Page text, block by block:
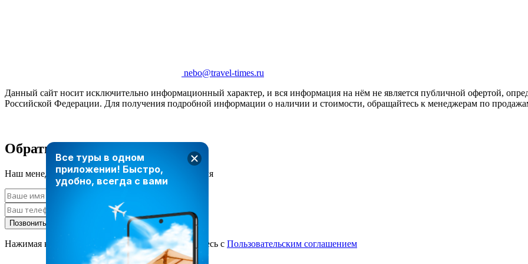
Все туры в одном
приложении! Быстро,
удобно, всегда с вами
nebo@travel-times.ru
Данный сайт носит исключительно информационный характер, и вся информация на нём не является публичной офертой,
Российской Федерации. Для получения подробной информации о наличии и стоимости, обращайтесь к менеджерам по
Обратный звонок
Наш менеджер свяжется с вами в ближайшее время
Позвонить мне
Нажимая кнопку «Позвонить мне», вы соглашаетесь с Пользовательским соглашением